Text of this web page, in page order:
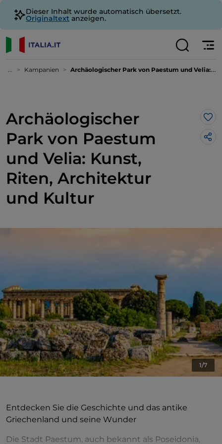
Dieser Inhalt wurde automatisch übersetzt.
Originaltext anzeigen.
... Kampanien Archäologischer Park von Paestum und Velia: Kunst, Riten, Architektur und Kultur
Archäologischer
Park von Paestum
und Velia: Kunst,
Riten, Architektur
und Kultur
1/7
Entdecken Sie die Geschichte und das antike
Griechenland und seine Wunder
Die Stadt Paestum, auch bekannt als Poseidonia,